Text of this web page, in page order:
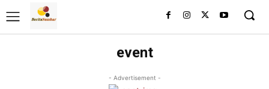
event
- Advertisement -